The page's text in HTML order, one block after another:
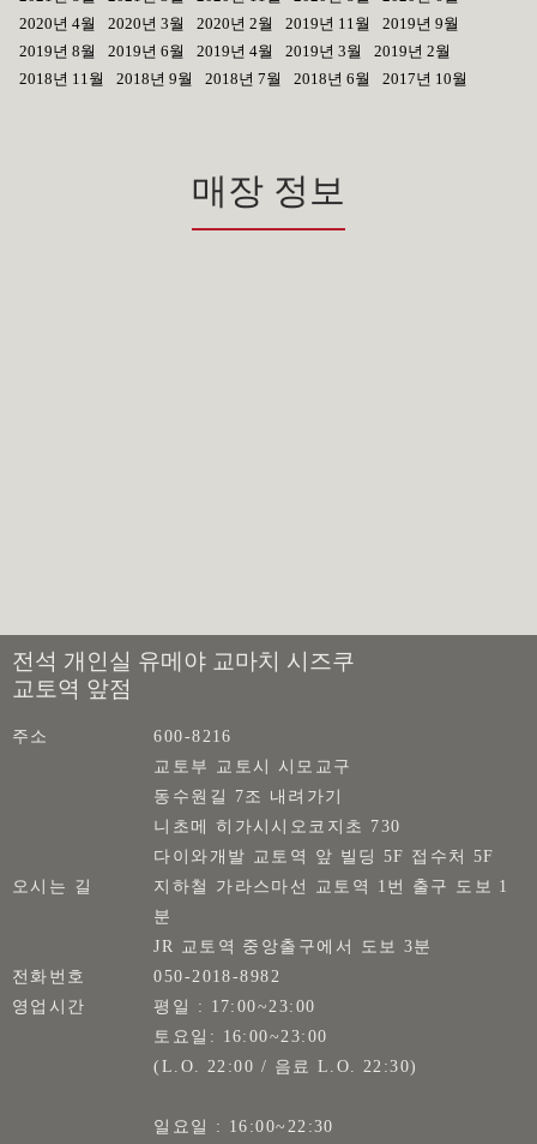
2020년 4월
2020년 3월 2020년 2월 2019년 11월
2019년 9월
2019년 8월
2019년 6월 2019년 4월 2019년 3월
2019년 2월
2018년 11월
2018년 9월 2018년 7월 2018년 6월 2017년 10월
매장 정보
전석 개인실 유메야 교마치 시즈쿠
교토역 앞점
주소
600-8216
교토부 교토시 시모교구
동수원길 7조 내려가기
니초메 히가시시오코지초 730
다이와개발 교토역 앞 빌딩 5F 접수처 5F
오시는 길
지하철 가라스마선 교토역 1번 출구 도보 1
분
JR 교토역 중앙출구에서 도보 3분
전화번호
050-2018-8982
영업시간
평일 : 17:00~23:00
토요일: 16:00~23:00
(L.O. 22:00 / 음료 L.O. 22:30)
일요일 : 16:00~22:30